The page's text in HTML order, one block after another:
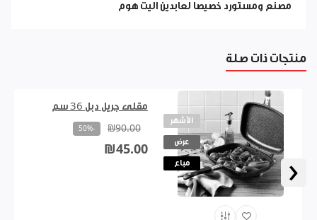
‹
مصنع ومستورد خصيصا لعابدين اليت هوم
منتجات ذات صلة
الأشهر
عرض
مباع
مقلى جريل دبل 36 سم
₪90.00
-50%
₪45.00